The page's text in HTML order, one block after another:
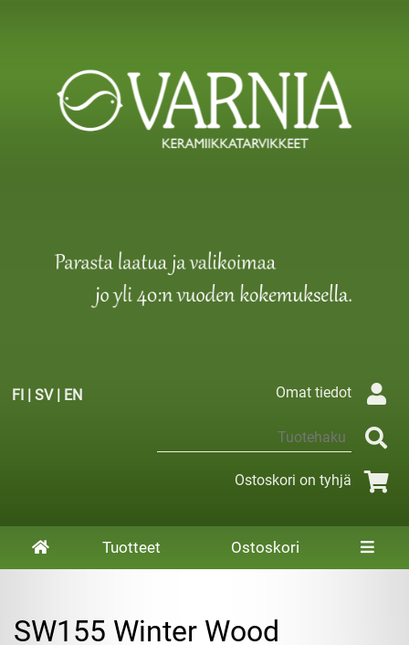
FI | SV| EN Omat tiedot
Ostoskori on tyhjä
Tuotteet Ostoskori
SW155 Winter Wood